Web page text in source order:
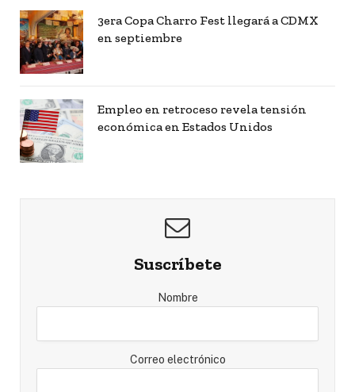
3era Copa Charro Fest llegará a CDMX
en septiembre
Empleo en retroceso revela tensión
económica en Estados Unidos
Suscríbete
Nombre
Correo electrónico